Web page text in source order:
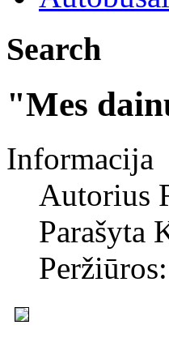
Search
"Mes
Informacija
Autorius
Parašyta